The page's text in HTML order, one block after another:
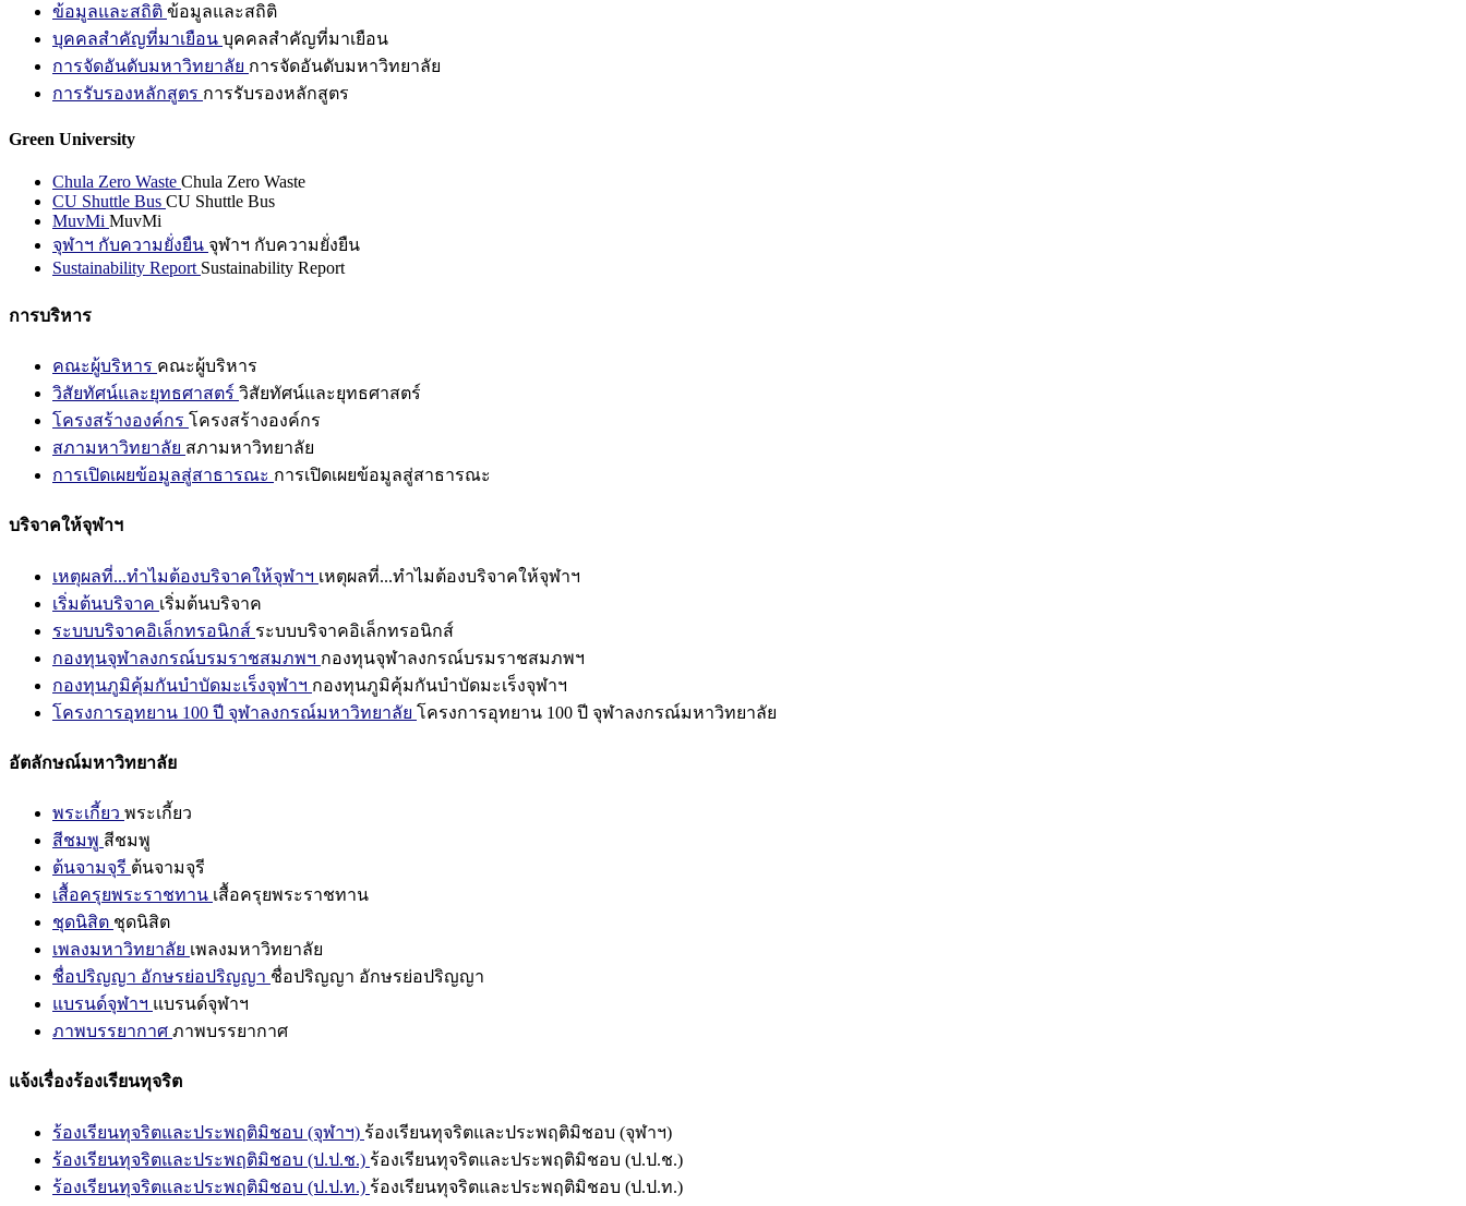
ข้อมูลและสถิติ ข้อมูลและสถิติ
บุคคลสำคัญที่มาเยือน บุคคลสำคัญที่มาเยือน
การจัดอันดับมหาวิทยาลัย การจัดอันดับมหาวิทยาลัย
การรับรองหลักสูตร การรับรองหลักสูตร
Green University
Chula Zero Waste Chula Zero Waste
CU Shuttle Bus CU Shuttle Bus
MuvMi MuvMi
จุฬาฯ กับความยั่งยืน จุฬาฯ กับความยั่งยืน
Sustainability Report Sustainability Report
การบริหาร
คณะผู้บริหาร คณะผู้บริหาร
วิสัยทัศน์และยุทธศาสตร์ วิสัยทัศน์และยุทธศาสตร์
โครงสร้างองค์กร โครงสร้างองค์กร
สภามหาวิทยาลัย สภามหาวิทยาลัย
การเปิดเผยข้อมูลสู่สาธารณะ การเปิดเผยข้อมูลสู่สาธารณะ
บริจาคให้จุฬาฯ
เหตุผลที่...ทำไมต้องบริจาคให้จุฬาฯ เหตุผลที่...ทำไมต้องบริจาคให้จุฬาฯ
เริ่มต้นบริจาค เริ่มต้นบริจาค
ระบบบริจาคอิเล็กทรอนิกส์ ระบบบริจาคอิเล็กทรอนิกส์
กองทุนจุฬาลงกรณ์บรมราชสมภพฯ กองทุนจุฬาลงกรณ์บรมราชสมภพฯ
กองทุนภูมิคุ้มกันบำบัดมะเร็งจุฬาฯ กองทุนภูมิคุ้มกันบำบัดมะเร็งจุฬาฯ
โครงการอุทยาน 100 ปี จุฬาลงกรณ์มหาวิทยาลัย โครงการอุทยาน 100 ปี จุฬาลงกรณ์มหาวิทยาลัย
อัตลักษณ์มหาวิทยาลัย
พระเกี้ยว พระเกี้ยว
สีชมพู สีชมพู
ต้นจามจุรี ต้นจามจุรี
เสื้อครุยพระราชทาน เสื้อครุยพระราชทาน
ชุดนิสิต ชุดนิสิต
เพลงมหาวิทยาลัย เพลงมหาวิทยาลัย
ชื่อปริญญา อักษรย่อปริญญา ชื่อปริญญา อักษรย่อปริญญา
แบรนด์จุฬาฯ แบรนด์จุฬาฯ
ภาพบรรยากาศ ภาพบรรยากาศ
แจ้งเรื่องร้องเรียนทุจริต
ร้องเรียนทุจริตและประพฤติมิชอบ (จุฬาฯ) ร้องเรียนทุจริตและประพฤติมิชอบ (จุฬาฯ)
ร้องเรียนทุจริตและประพฤติมิชอบ (ป.ป.ช.) ร้องเรียนทุจริตและประพฤติมิชอบ (ป.ป.ช.)
ร้องเรียนทุจริตและประพฤติมิชอบ (ป.ป.ท.) ร้องเรียนทุจริตและประพฤติมิชอบ (ป.ป.ท.)